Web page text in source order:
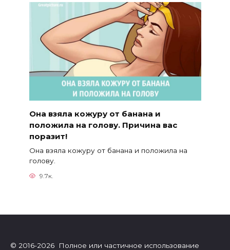
Она взяла кожуру от банана и
положила на голову. Причина вас
поразит!
Она взяла кожуру от банана и положила на
голову.
9.7к.
© 2016-2026 Полное или частичное использование